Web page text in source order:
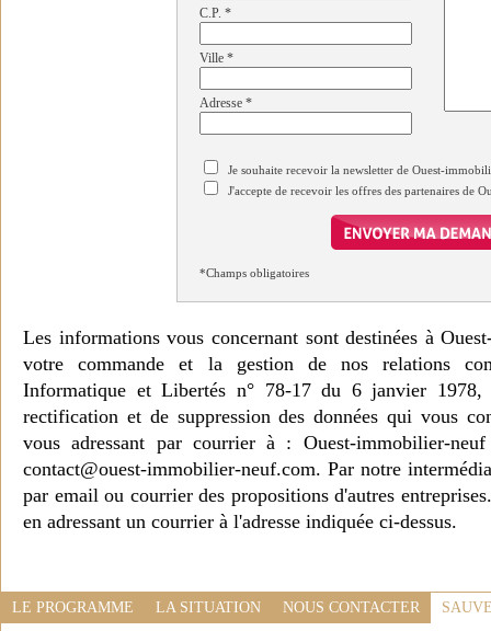
C.P. *
Ville *
Adresse *
Je souhaite recevoir la newsletter de Ouest-
J'accepte de recevoir les offres des partenaires de
*Champs obligatoires
Les informations vous concernant sont destinées à
votre commande et la gestion de nos relations
Informatique et Libertés n° 78-17 du 6 janvier 1978,
rectification et de suppression des données qui vous
vous adressant par courrier à : Ouest-immobilier-
contact@ouest-immobilier-neuf.com. Par notre
par email ou courrier des propositions d'autres
en adressant un courrier à l'adresse indiquée ci-dessus.
LE PROGRAMME LA SITUATION NOUS CONTACTER